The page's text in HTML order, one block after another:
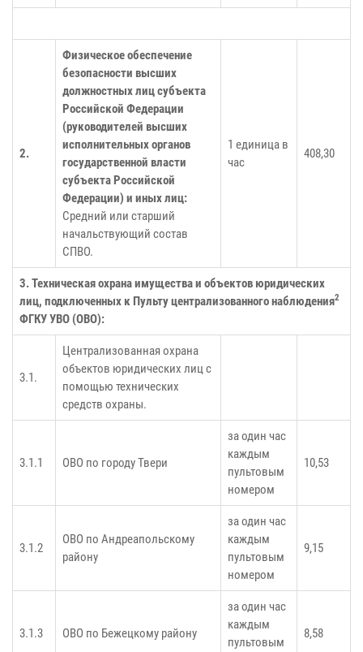
2.
Физическое обеспечение
безопасности высших
должностных лиц субъекта
Российской Федерации
(руководителей высших
исполнительных органов
государственной власти
субъекта Российской
Федерации) и иных лиц:
Средний или старший
начальствующий состав
СПВО.
1 единица в
час
408,30
3. Техническая охрана имущества и объектов юридических
лиц, подключенных к Пульту централизованного наблюдения2
ФГКУ УВО (ОВО):
3.1.
Централизованная охрана
объектов юридических лиц с
помощью технических
средств охраны.
3.1.1 ОВО по городу Твери
за один час
каждым
пультовым
номером
10,53
3.1.2
ОВО по Андреапольскому
району
за один час
каждым
пультовым
номером
9,15
3.1.3 ОВО по Бежецкому району
за один час
каждым
пультовым
8,58